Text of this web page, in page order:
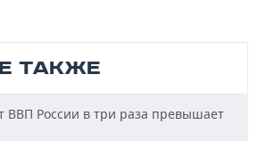
ТАКЖЕ
ВВП России в три раза превышает